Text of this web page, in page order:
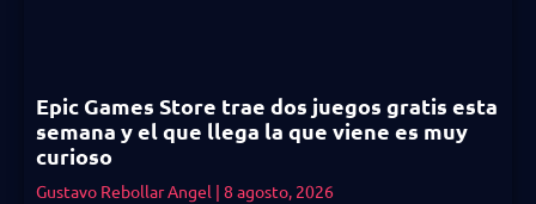
Epic Games Store trae dos juegos gratis esta
semana y el que llega la que viene es muy
curioso
Gustavo Rebollar Angel 8 agosto, 2026